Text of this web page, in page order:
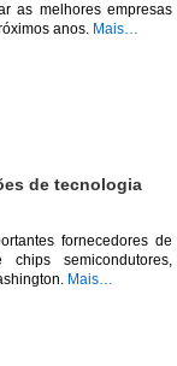
as melhores empresas
anos. Mais…
de tecnologia
fornecedores de
semicondutores,
Mais…